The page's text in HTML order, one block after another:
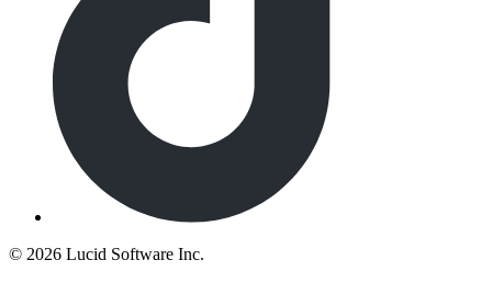
© 2026 Lucid Software Inc.